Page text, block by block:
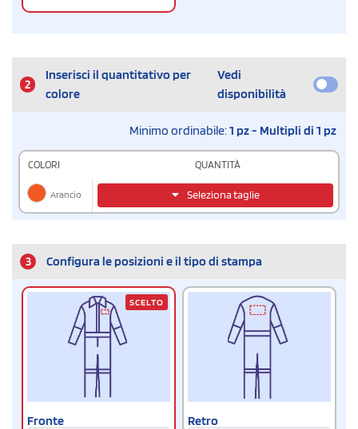
2
Inserisci il quantitativo per
colore
Vedi
disponibilità
Minimo ordinabile:1 pz - Multipli di 1 pz
COLORI QUANTITÀ
Arancio Seleziona taglie
3 Configura le posizioni e il tipo di stampa
Fronte
SCELTO
Retro